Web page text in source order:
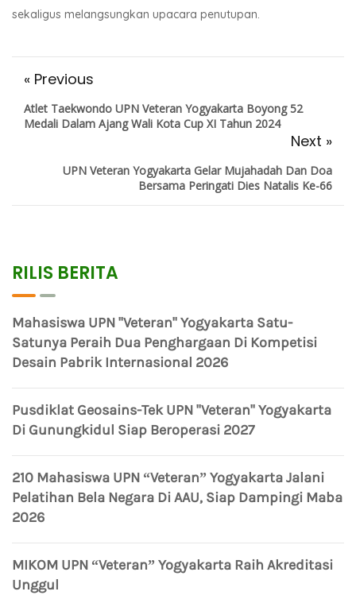
sekaligus melangsungkan upacara penutupan.
« Previous
Atlet Taekwondo UPN Veteran Yogyakarta Boyong 52
Medali Dalam Ajang Wali Kota Cup XI Tahun 2024
Next »
UPN Veteran Yogyakarta Gelar Mujahadah Dan Doa
Bersama Peringati Dies Natalis Ke-66
RILIS BERITA
Mahasiswa UPN "Veteran" Yogyakarta Satu-
Satunya Peraih Dua Penghargaan Di Kompetisi
Desain Pabrik Internasional 2026
Pusdiklat Geosains-Tek UPN "Veteran" Yogyakarta
Di Gunungkidul Siap Beroperasi 2027
210 Mahasiswa UPN “Veteran” Yogyakarta Jalani
Pelatihan Bela Negara Di AAU, Siap Dampingi Maba
2026
MIKOM UPN “Veteran” Yogyakarta Raih Akreditasi
Unggul